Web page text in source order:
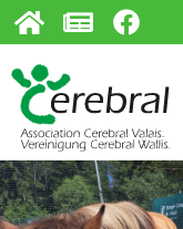
Cookie-Einstellungen